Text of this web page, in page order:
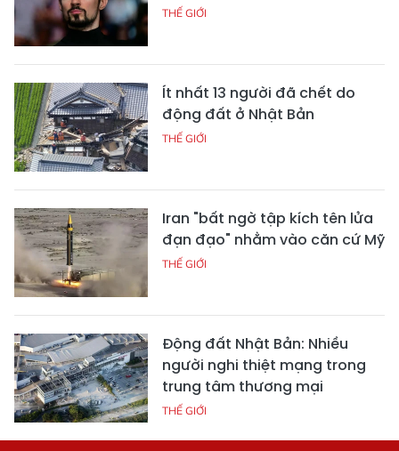
THẾ GIỚI
Ít nhất 13 người đã chết do
động đất ở Nhật Bản
THẾ GIỚI
Iran "bất ngờ tập kích tên lửa
đạn đạo" nhằm vào căn cứ Mỹ
THẾ GIỚI
Động đất Nhật Bản: Nhiều
người nghi thiệt mạng trong
trung tâm thương mại
THẾ GIỚI